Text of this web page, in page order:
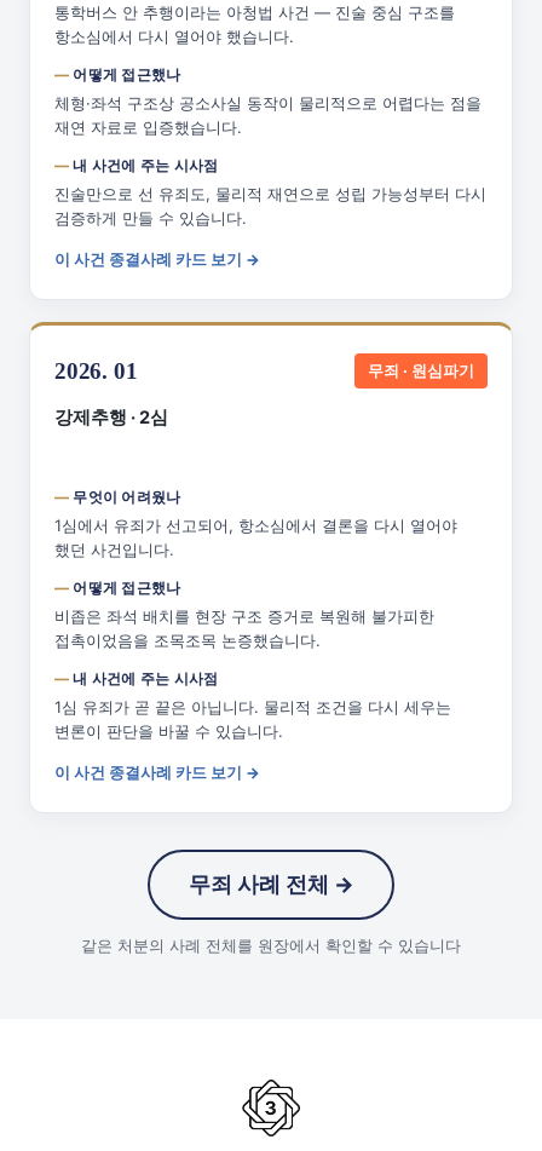
통학버스 안 추행이라는 아청법 사건 — 진술 중심 구조를
항소심에서 다시 열어야 했습니다.
어떻게 접근했나
체형·좌석 구조상 공소사실 동작이 물리적으로 어렵다는 점을
재연 자료로 입증했습니다.
내 사건에 주는 시사점
진술만으로 선 유죄도, 물리적 재연으로 성립 가능성부터 다시
검증하게 만들 수 있습니다.
이 사건 종결사례 카드 보기 →
2026. 01 무죄 · 원심파기
강제추행 · 2심
무엇이 어려웠나
1심에서 유죄가 선고되어, 항소심에서 결론을 다시 열어야
했던 사건입니다.
어떻게 접근했나
비좁은 좌석 배치를 현장 구조 증거로 복원해 불가피한
접촉이었음을 조목조목 논증했습니다.
내 사건에 주는 시사점
1심 유죄가 곧 끝은 아닙니다. 물리적 조건을 다시 세우는
변론이 판단을 바꿀 수 있습니다.
이 사건 종결사례 카드 보기 →
무죄 사례 전체 →
같은 처분의 사례 전체를 원장에서 확인할 수 있습니다